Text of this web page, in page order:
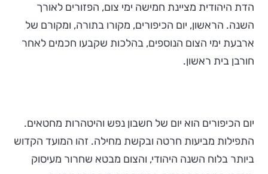
הדת היהודית מציינת חמישה ימי צום, הפזורים לאורך
השנה. הראשון, יום הכיפורים, מקורו בתורה, ומקורם של
ארבעת ימי הצום הנוספים, בהלכות שקבעו חכמים לאחר
חורבן בית ראשון.
יום הכיפורים הוא יום של חשבון נפש והיטהרות מחטאים.
התפילות מביעות חרטה ובקשת מחילה. זהו המועד הקדוש
ביותר בלוח השנה היהודי, והצום מבטא שחרור מעיסוק